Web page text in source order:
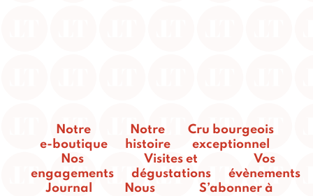
Notre
e-boutique
Notre
histoire
Cru bourgeois
exceptionnel
Nos
engagements
Visites et
dégustations
Vos
évènements
Journal
Nous
S’abonner à